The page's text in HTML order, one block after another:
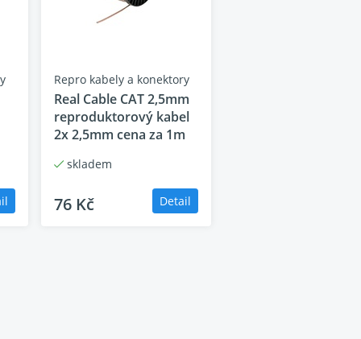
nebudou ovlivněny rezonancemi kabinetů
provedeních: Půlnoční Černá a Saténová
Repro kabely a konektory
Real Cable CAT 2,5mm
reproduktorový kabel
2x 2,5mm cena za 1m
skladem
76 Kč Detail